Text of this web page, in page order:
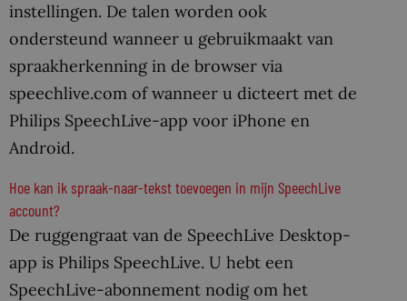
instellingen. De talen worden ook
ondersteund wanneer u gebruikmaakt van
spraakherkenning in de browser via
speechlive.com of wanneer u dicteert met de
Philips SpeechLive-app voor iPhone en
Android.
Hoe kan ik spraak-naar-tekst toevoegen in mijn SpeechLive
account?
De ruggengraat van de SpeechLive Desktop-
app is Philips SpeechLive. U hebt een
SpeechLive-abonnement nodig om het